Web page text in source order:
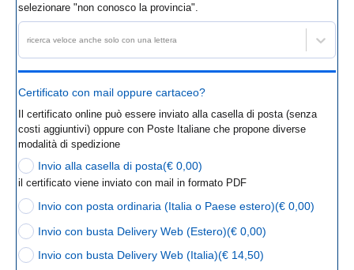
selezionare "non conosco la provincia".
ricerca veloce anche solo con una lettera
Certificato con mail oppure cartaceo?
Il certificato online può essere inviato alla casella di posta (senza
costi aggiuntivi) oppure con Poste Italiane che propone diverse
modalità di spedizione
Invio alla casella di posta(€ 0,00)
il certificato viene inviato con mail in formato PDF
Invio con posta ordinaria (Italia o Paese estero)(€ 0,00)
Invio con busta Delivery Web (Estero)(€ 0,00)
Invio con busta Delivery Web (Italia)(€ 14,50)